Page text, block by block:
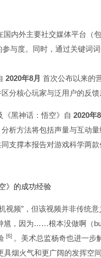
内外主要社交媒体平台（
与度。同时，通过关键词
2020年8月 首次公布以来的
分核心玩家与泛用户的反馈
《黑神话：悟空》自 2020年8
析方法将包括声量与互动
支撑本报告对游戏科学两
》的成功经验
视频”，但该视频并非传统
，因为……根本没做啊（
[6] 。美术总监杨奇也进一步
具烟火气和更广阔的发挥空